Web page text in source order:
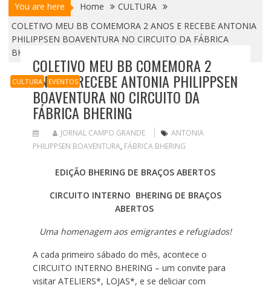
You are here Home
CULTURA
COLETIVO MEU BB COMEMORA 2 ANOS E RECEBE ANTONIA
PHILIPPSEN BOAVENTURA NO CIRCUITO DA FÁBRICA
BHERING
CULTURA EVENTOS
COLETIVO MEU BB COMEMORA 2
ANOS E RECEBE ANTONIA PHILIPPSEN
BOAVENTURA NO CIRCUITO DA
FÁBRICA BHERING
JORNAL CAMPO GRANDE
ANTONIA
PHILIPPSEN BOAVENTURA, FÁBRICA BHERING
EDIÇÃO BHERING DE BRAÇOS ABERTOS
CIRCUITO INTERNO BHERING DE BRAÇOS
ABERTOS
Uma homenagem aos emigrantes e refugiados!
A cada primeiro sábado do mês, acontece o
CIRCUITO INTERNO BHERING – um convite para
visitar ATELIERS*, LOJAS*, e se deliciar com